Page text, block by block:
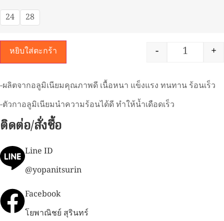
24 28
- +
หยิบใส่ตะกร้า
-ผลิตจากอลูมิเนียมคุณภาพดี เนื้อหนา แข็งแรง ทนทาน ร้อนเร็ว
-ตัวกาอลูมิเนียมนำความร้อนได้ดี ทำให้น้ำเดือดเร็ว
ติดต่อ/สั่งซื้อ
Line ID
@yopanitsurin
Facebook
โยพาณิชย์ สุรินทร์